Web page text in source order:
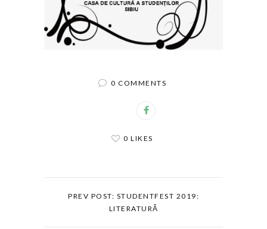
0 COMMENTS
0 LIKES
PREV POST: STUDENTFEST 2019:
LITERATURĂ